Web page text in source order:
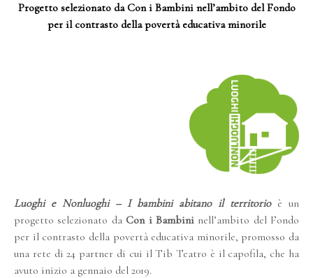
Progetto selezionato da Con i Bambini nell’ambito del Fondo
per il contrasto della povertà educativa minorile
Luoghi e Nonluoghi – I bambini abitano il territorioè un
progetto selezionato da Con i Bambininell’ambito del Fondo
per il contrasto della povertà educativa minorile, promosso da
una rete di 24 partner di cui il Tib Teatro è il capofila, che ha
avuto inizio a gennaio del 2019.